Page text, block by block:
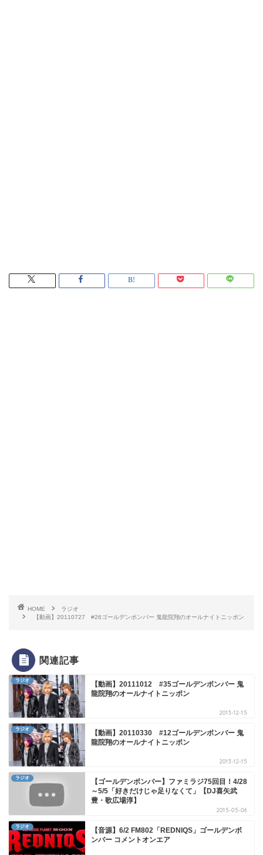
HOME
ラジオ
【動画】20110727 #26ゴールデンボンバー 鬼龍院翔のオールナイトニッポン
関連記事
ラジオ
【動画】20111012 #35ゴールデンボンバー 鬼
龍院翔のオールナイトニッポン
2013-12-15
ラジオ
【動画】20110330 #12ゴールデンボンバー 鬼
龍院翔のオールナイトニッポン
2013-12-15
ラジオ
【ゴールデンボンバー】ファミラジ75回目！4/28
～5/5「好きだけじゃ足りなくて」【DJ喜矢武
豊・歌広場淳】
2015-05-06
ラジオ
【音源】6/2 FM802「REDNIQS」ゴールデンボ
ンバー コメントオンエア